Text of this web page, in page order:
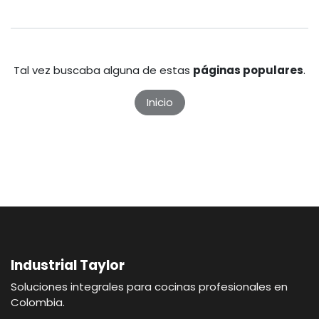
Tal vez buscaba alguna de estas páginas populares.
Inicio
Industrial Taylor
Soluciones integrales para cocinas profesionales en
Colombia.